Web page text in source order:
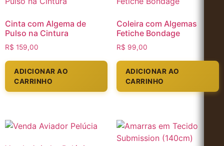
Cinta com Algema de
Pulso na Cintura
R$ 159,00
ADICIONAR AO
CARRINHO
Coleira com Algemas
Fetiche Bondage
R$ 99,00
ADICIONAR AO
CARRINHO